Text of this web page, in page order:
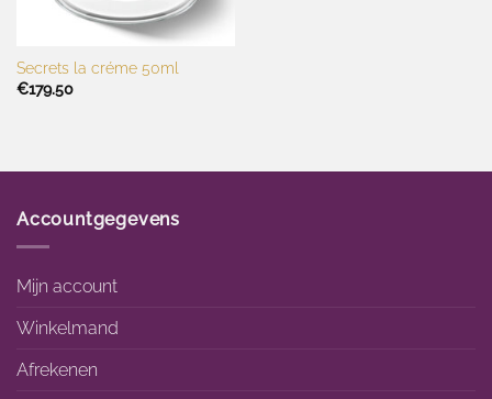
Secrets la créme 50ml
€179.50
Accountgegevens
Mijn account
Winkelmand
Afrekenen